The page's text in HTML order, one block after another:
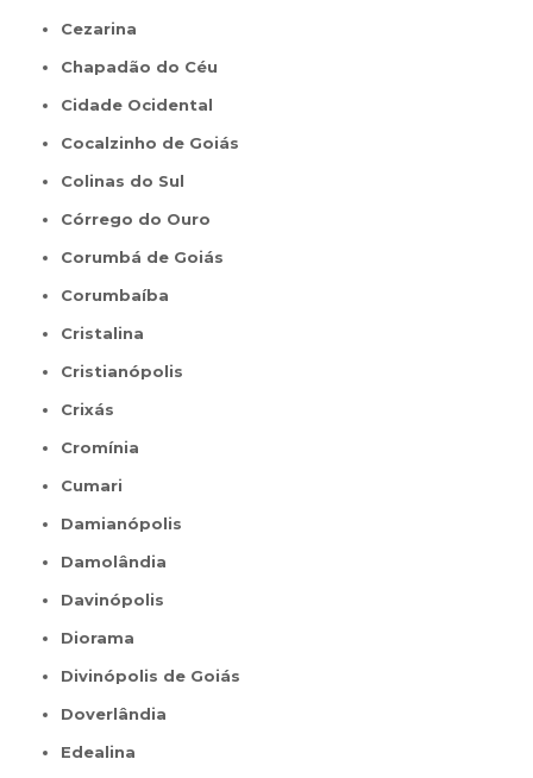
Cezarina
Chapadão do Céu
Cidade Ocidental
Cocalzinho de Goiás
Colinas do Sul
Córrego do Ouro
Corumbá de Goiás
Corumbaíba
Cristalina
Cristianópolis
Crixás
Cromínia
Cumari
Damianópolis
Damolândia
Davinópolis
Diorama
Divinópolis de Goiás
Doverlândia
Edealina